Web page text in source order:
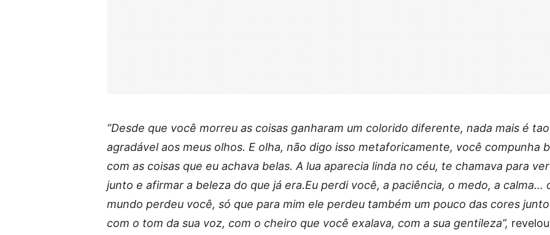
“Desde que você morreu as coisas ganharam um colorido diferente, nada mais é tao
agradável aos meus olhos. E olha, não digo isso metaforicamente, você compunha
com as coisas que eu achava belas. A lua aparecia linda no céu, te chamava para ver
junto e afirmar a beleza do que já era.Eu perdi você, a paciência, o medo, a calma…
mundo perdeu você, só que para mim ele perdeu também um pouco das cores junto
com o tom da sua voz, com o cheiro que você exalava, com a sua gentileza”, revelou